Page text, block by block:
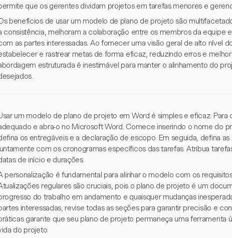
que os gerentes dividam projetos em tarefas menores e
benefícios de usar um modelo de plano de projeto são
consistência, melhoram a colaboração entre os membros da equipe
as partes interessadas. Ao fornecer uma visão geral de alto nível
e rastrear metas de forma eficaz, reduzindo erros e
estruturada é inestimável para manter o alinhamento do
um modelo de plano de projeto em Word é simples e eficaz. Para
e abra-o no Microsoft Word. Comece inserindo o nome do
os entregáveis e a declaração de escopo. Em seguida, defina
com os cronogramas específicos das tarefas. Atribua
de início e durações.
personalização é fundamental para alinhar o modelo com os
regulares são cruciais, pois o plano de projeto é um
do trabalho em andamento e quaisquer mudanças
interessadas, revise todas as seções para garantir precisão e
garante que seu plano de projeto permaneça uma ferramenta
do projeto.